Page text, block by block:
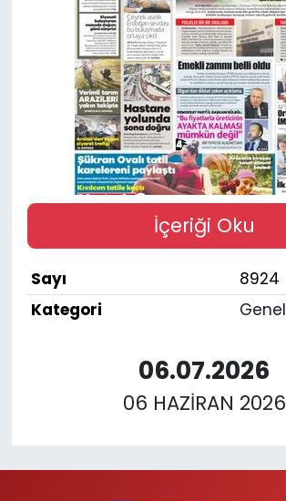
İçeriği Oku
Sayı
8924
Kategori
Genel
06.07.2026
06 HAZİRAN 2026
SPOR
11:11 MANŞET